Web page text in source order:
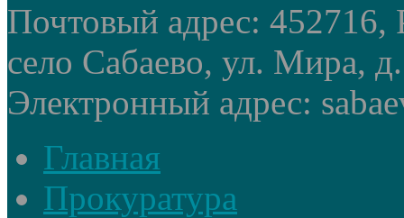
Почтовый адрес: 452716,
село Сабаево, ул. Мира,
Электронный адрес:
Главная
Прокуратура